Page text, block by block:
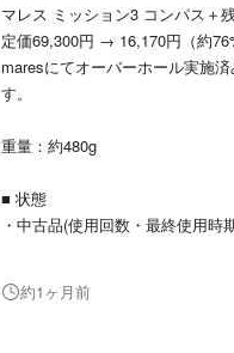
マレス ミッション3 コンパス＋
定価69,300円 → 16,170円（約
maresにてオーバーホール実施
す。
重量：約480g
■ 状態
・中古品(使用回数・最終使用時
・maresにてオーバーホール実
約1ヶ月前